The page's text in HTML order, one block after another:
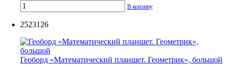
В корзину
2523126
Геоборд «Математический планшет. Геометрик», большой